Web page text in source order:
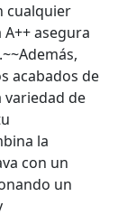
cualquier
asegura
acabados de
de
la
con un
un